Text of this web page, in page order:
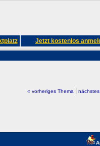
Jetzt kostenlos
« vorheriges Thema|